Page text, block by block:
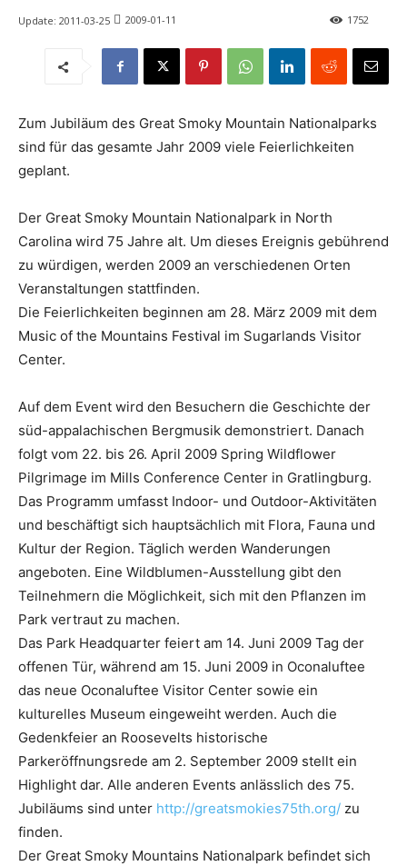
Update: 2011-03-25 2009-01-11 1752
Zum Jubiläum des Great Smoky Mountain Nationalparks
sind für das gesamte Jahr 2009 viele Feierlichkeiten
geplant.
Der Great Smoky Mountain Nationalpark in North
Carolina wird 75 Jahre alt. Um dieses Ereignis gebührend
zu würdigen, werden 2009 an verschiedenen Orten
Veranstaltungen stattfinden.
Die Feierlichkeiten beginnen am 28. März 2009 mit dem
Music of the Mountains Festival im Sugarlands Visitor
Center.
Auf dem Event wird den Besuchern die Geschichte der
süd-appalachischen Bergmusik demonstriert. Danach
folgt vom 22. bis 26. April 2009 Spring Wildflower
Pilgrimage im Mills Conference Center in Gratlingburg.
Das Programm umfasst Indoor- und Outdoor-Aktivitäten
und beschäftigt sich hauptsächlich mit Flora, Fauna und
Kultur der Region. Täglich werden Wanderungen
angeboten. Eine Wildblumen-Ausstellung gibt den
Teilnehmern die Möglichkeit, sich mit den Pflanzen im
Park vertraut zu machen.
Das Park Headquarter feiert am 14. Juni 2009 Tag der
offenen Tür, während am 15. Juni 2009 in Oconaluftee
das neue Oconaluftee Visitor Center sowie ein
kulturelles Museum eingeweiht werden. Auch die
Gedenkfeier an Roosevelts historische
Parkeröffnungsrede am 2. September 2009 stellt ein
Highlight dar. Alle anderen Events anlässlich des 75.
Jubiläums sind unter http://greatsmokies75th.org/ zu
finden.
Der Great Smoky Mountains Nationalpark befindet sich